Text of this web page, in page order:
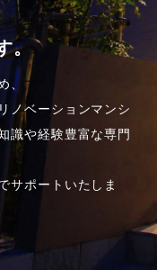
。
、
ノベーションマンシ
識や経験豊富な専門
サポートいたしま